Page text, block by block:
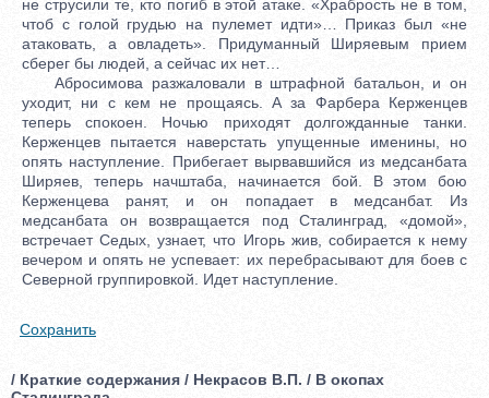
не струсили те, кто погиб в этой атаке. «Храбрость не в том,
чтоб с голой грудью на пулемет идти»… Приказ был «не
атаковать, а овладеть». Придуманный Ширяевым прием
сберег бы людей, а сейчас их нет…
Абросимова разжаловали в штрафной батальон, и он
уходит, ни с кем не прощаясь. А за Фарбера Керженцев
теперь спокоен. Ночью приходят долгожданные танки.
Керженцев пытается наверстать упущенные именины, но
опять наступление. Прибегает вырвавшийся из медсанбата
Ширяев, теперь начштаба, начинается бой. В этом бою
Керженцева ранят, и он попадает в медсанбат. Из
медсанбата он возвращается под Сталинград, «домой»,
встречает Седых, узнает, что Игорь жив, собирается к нему
вечером и опять не успевает: их перебрасывают для боев с
Северной группировкой. Идет наступление.
Сохранить
/ Краткие содержания / Некрасов В.П. / В окопах